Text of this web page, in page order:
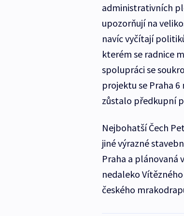
administrativních
upozorňují na
navíc vyčítají
kterém se radnice
spolupráci se
projektu se Praha
zůstalo předkupní
Nejbohatší Čech
jiné výrazné
Praha a plánovaná
nedaleko
českého